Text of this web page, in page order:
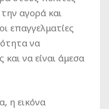
αγορά και
επαγγελματίες
να
να είναι άμεσα
η εικόνα